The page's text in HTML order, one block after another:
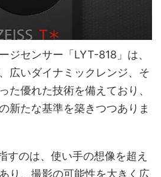
ジセンサー「LYT-818」は、
広いダイナミックレンジ、そ
た優れた技術を備えており、
新たな基準を築きつつありま
すのは、使い手の想像を超え
り、撮影の可能性を大きく広